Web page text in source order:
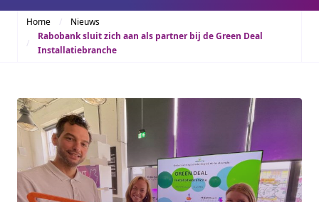
Home
Nieuws
Rabobank sluit zich aan als partner bij de Green Deal
Installatiebranche